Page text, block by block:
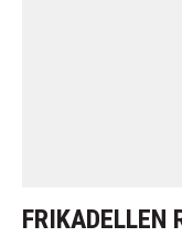
FRIKADELLEN